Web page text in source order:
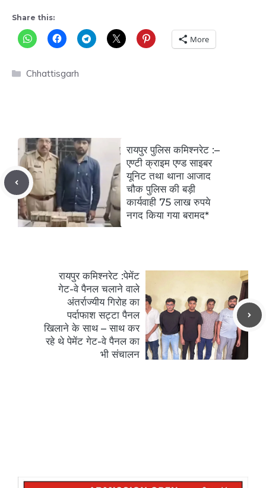
Share this:
More
Categories
Chhattisgarh
रायपुर पुलिस कमिश्नरेट :–
एण्टी क्राइम एण्ड साइबर
यूनिट तथा थाना आजाद
चौक पुलिस की बड़ी
कार्यवाही 75 लाख रुपये
नगद किया गया बरामद*
रायपुर कमिश्नरेट :पेमेंट
गेट-वे पैनल चलाने वाले
अंतर्राज्यीय गिरोह का
पर्दाफाश सट्टा पैनल
खिलाने के साथ – साथ कर
रहे थे पेमेंट गेट-वे पैनल का
भी संचालन